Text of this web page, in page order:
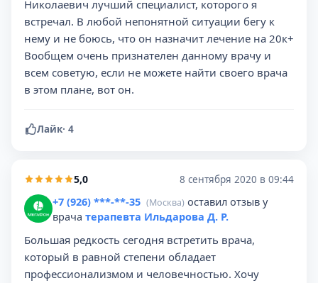
Николаевич лучший специалист, которого я
встречал. В любой непонятной ситуации бегу к
нему и не боюсь, что он назначит лечение на 20к+
Вообщем очень признателен данному врачу и
всем советую, если не можете найти своего врача
в этом плане, вот он.
Лайк· 4
5,0 8 сентября 2020 в 09:44
+7 (926) ***-**-35 (Москва) оставил отзыв у
врача терапевта Ильдарова Д. Р.
Большая редкость сегодня встретить врача,
который в равной степени обладает
профессионализмом и человечностью. Хочу